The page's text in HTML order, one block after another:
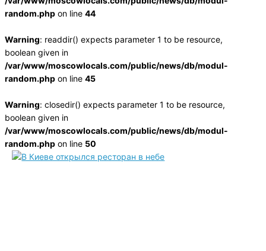
random.phpon line 44
Warning: readdir() expects parameter 1 to be resource,
boolean given in
/var/www/moscowlocals.com/public/news/db/modul-
random.phpon line 45
Warning: closedir() expects parameter 1 to be resource,
boolean given in
/var/www/moscowlocals.com/public/news/db/modul-
random.phpon line 50